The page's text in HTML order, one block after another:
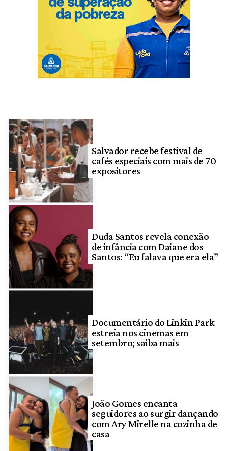
Salvador recebe festival de
cafés especiais com mais de 70
expositores
Duda Santos revela conexão
de infância com Daiane dos
Santos: “Eu falava que era ela”
Documentário do Linkin Park
estreia nos cinemas em
setembro; saiba mais
João Gomes encanta
seguidores ao surgir dançando
com Ary Mirelle na cozinha de
casa